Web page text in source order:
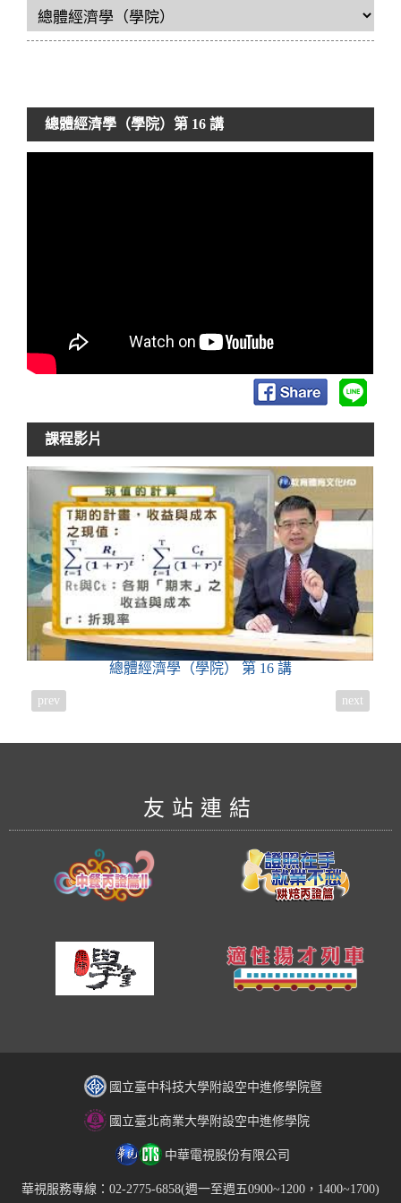
總體經濟學（學院）第 16 講
課程影片
總體經濟學（學院） 第 16 講
prev next
友站連結
國立臺中科技大學附設空中進修學院暨
國立臺北商業大學附設空中進修學院
中華電視股份有限公司
華視服務專線：02-2775-6858(週一至週五0900~1200，1400~1700)